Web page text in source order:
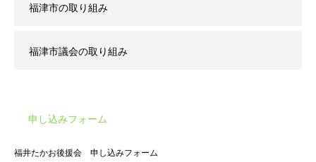
福津市の取り組み
福津市議会の取り組み
申し込みフォーム
福井たかお後援会 申し込みフォーム